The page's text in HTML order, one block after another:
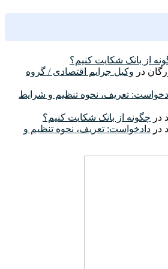
از بانک شکایت کنیم؟
در وکیل جرایم اقتصادی / گروه
تعریف، نحوه تنظیم و شرایط
در چگونه از بانک شکایت کنیم؟
در دادخواست: تعریف، نحوه تنظیم و